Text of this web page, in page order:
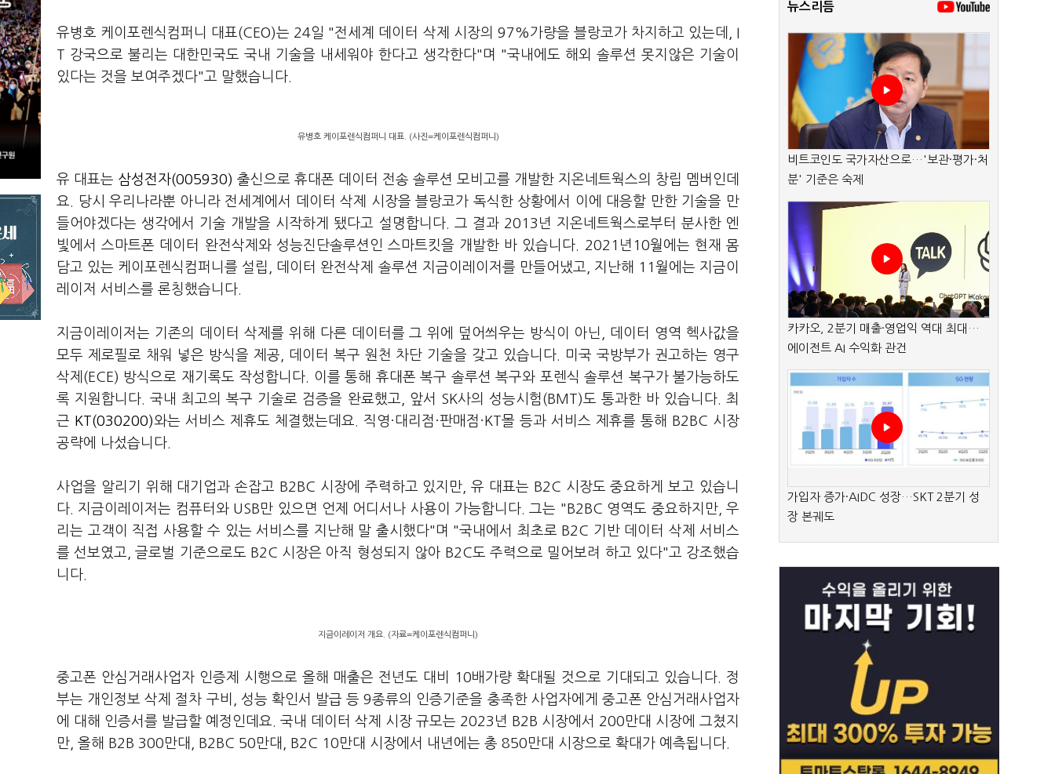
유병호 케이포렌식컴퍼니 대표(CEO)는 24일 "전세계 데이터 삭제 시장의 97%가량을 블랑코가 차지하고 있는데, I
T 강국으로 불리는 대한민국도 국내 기술을 내세워야 한다고 생각한다"며 "국내에도 해외 솔루션 못지않은 기술이
있다는 것을 보여주겠다"고 말했습니다.
유병호 케이포렌식컴퍼니 대표. (사진=케이포렌식컴퍼니)
유 대표는 삼성전자(005930) 출신으로 휴대폰 데이터 전송 솔루션 모비고를 개발한 지온네트웍스의 창립 멤버인데
요. 당시 우리나라뿐 아니라 전세계에서 데이터 삭제 시장을 블랑코가 독식한 상황에서 이에 대응할 만한 기술을 만
들어야겠다는 생각에서 기술 개발을 시작하게 됐다고 설명합니다. 그 결과 2013년 지온네트웍스로부터 분사한 엔
빛에서 스마트폰 데이터 완전삭제와 성능진단솔루션인 스마트킷을 개발한 바 있습니다. 2021년10월에는 현재 몸
담고 있는 케이포렌식컴퍼니를 설립, 데이터 완전삭제 솔루션 지금이레이저를 만들어냈고, 지난해 11월에는 지금이
레이저 서비스를 론칭했습니다.
지금이레이저는 기존의 데이터 삭제를 위해 다른 데이터를 그 위에 덮어씌우는 방식이 아닌, 데이터 영역 헥사값을
모두 제로필로 채워 넣은 방식을 제공, 데이터 복구 원천 차단 기술을 갖고 있습니다. 미국 국방부가 권고하는 영구
삭제(ECE) 방식으로 재기록도 작성합니다. 이를 통해 휴대폰 복구 솔루션 복구와 포렌식 솔루션 복구가 불가능하도
록 지원합니다. 국내 최고의 복구 기술로 검증을 완료했고, 앞서 SK사의 성능시험(BMT)도 통과한 바 있습니다. 최
근 KT(030200)와는 서비스 제휴도 체결했는데요. 직영·대리점·판매점·KT몰 등과 서비스 제휴를 통해 B2BC 시장
공략에 나섰습니다.
사업을 알리기 위해 대기업과 손잡고 B2BC 시장에 주력하고 있지만, 유 대표는 B2C 시장도 중요하게 보고 있습니
다. 지금이레이저는 컴퓨터와 USB만 있으면 언제 어디서나 사용이 가능합니다. 그는 "B2BC 영역도 중요하지만, 우
리는 고객이 직접 사용할 수 있는 서비스를 지난해 말 출시했다"며 "국내에서 최초로 B2C 기반 데이터 삭제 서비스
를 선보였고, 글로벌 기준으로도 B2C 시장은 아직 형성되지 않아 B2C도 주력으로 밀어보려 하고 있다"고 강조했습
니다.
지금이레이저 개요. (자료=케이포렌식컴퍼니)
중고폰 안심거래사업자 인증제 시행으로 올해 매출은 전년도 대비 10배가량 확대될 것으로 기대되고 있습니다. 정
부는 개인정보 삭제 절차 구비, 성능 확인서 발급 등 9종류의 인증기준을 충족한 사업자에게 중고폰 안심거래사업자
에 대해 인증서를 발급할 예정인데요. 국내 데이터 삭제 시장 규모는 2023년 B2B 시장에서 200만대 시장에 그쳤지
만, 올해 B2B 300만대, B2BC 50만대, B2C 10만대 시장에서 내년에는 총 850만대 시장으로 확대가 예측됩니다.
뉴스리듬
비트코인도 국가자산으로…'보관·평가·처
분' 기준은 숙제
카카오, 2분기 매출·영업익 역대 최대…
에이전트 AI 수익화 관건
가입자 증가·AIDC 성장…SKT 2분기 성
장 본궤도